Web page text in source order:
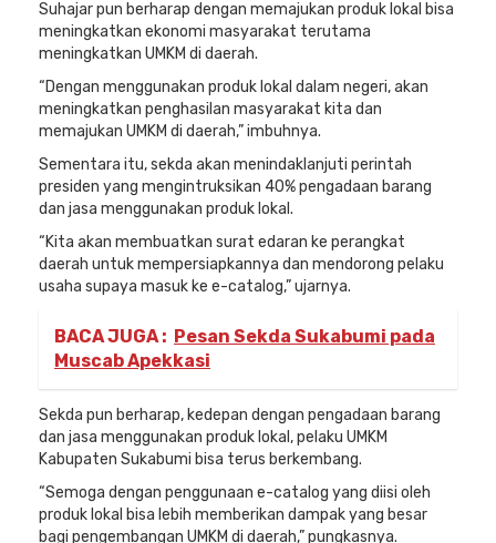
Suhajar pun berharap dengan memajukan produk lokal bisa
meningkatkan ekonomi masyarakat terutama
meningkatkan UMKM di daerah.
“Dengan menggunakan produk lokal dalam negeri, akan
meningkatkan penghasilan masyarakat kita dan
memajukan UMKM di daerah,” imbuhnya.
Sementara itu, sekda akan menindaklanjuti perintah
presiden yang mengintruksikan 40% pengadaan barang
dan jasa menggunakan produk lokal.
“Kita akan membuatkan surat edaran ke perangkat
daerah untuk mempersiapkannya dan mendorong pelaku
usaha supaya masuk ke e-catalog,” ujarnya.
BACA JUGA : Pesan Sekda Sukabumi pada
Muscab Apekkasi
Sekda pun berharap, kedepan dengan pengadaan barang
dan jasa menggunakan produk lokal, pelaku UMKM
Kabupaten Sukabumi bisa terus berkembang.
“Semoga dengan penggunaan e-catalog yang diisi oleh
produk lokal bisa lebih memberikan dampak yang besar
bagi pengembangan UMKM di daerah,” pungkasnya.